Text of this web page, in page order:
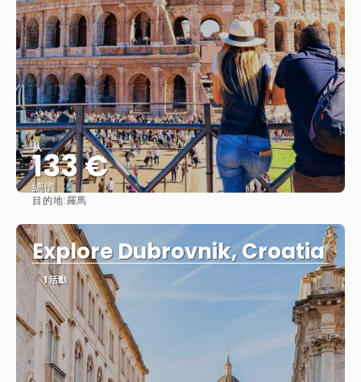
从
133 €
總價
目的地:羅馬
Explore Dubrovnik, Croatia
1 活動